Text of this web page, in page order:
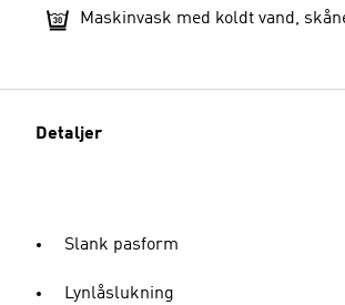
Maskinvask med koldt vand,
Detaljer
Slank pasform
Lynlåslukning